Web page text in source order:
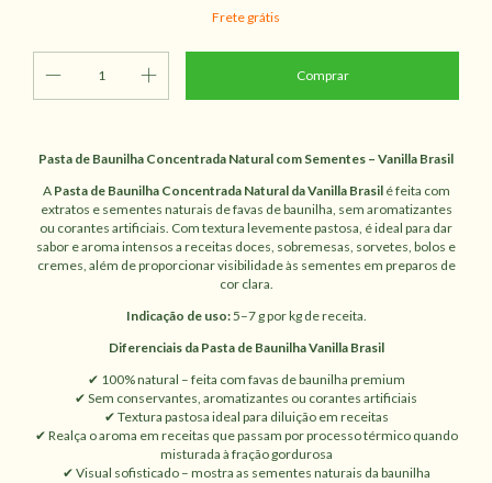
Frete grátis
Pasta de Baunilha Concentrada Natural com Sementes – Vanilla Brasil
A Pasta de Baunilha Concentrada Natural da Vanilla Brasilé feita com
extratos e sementes naturais de favas de baunilha, sem aromatizantes
ou corantes artificiais. Com textura levemente pastosa, é ideal para dar
sabor e aroma intensos a receitas doces, sobremesas, sorvetes, bolos e
cremes, além de proporcionar visibilidade às sementes em preparos de
cor clara.
Indicação de uso:5–7 g por kg de receita.
Diferenciais da Pasta de Baunilha Vanilla Brasil
✔ 100% natural – feita com favas de baunilha premium
✔ Sem conservantes, aromatizantes ou corantes artificiais
✔ Textura pastosa ideal para diluição em receitas
✔ Realça o aroma em receitas que passam por processo térmico quando
misturada à fração gordurosa
✔ Visual sofisticado – mostra as sementes naturais da baunilha